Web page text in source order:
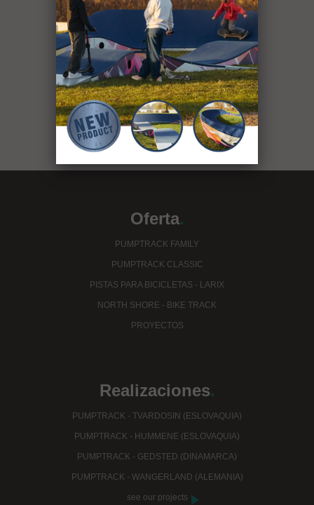
más de 400
instalaciones deportivas
see our projects
Oferta.
PUMPTRACK FAMILY
PUMPTRACK CLASSIC
PISTAS PARA BICICLETAS - LARIX
NORTH SHORE - BIKE TRACK
PROYECTOS
Realizaciones.
PUMPTRACK - TVARDOSIN (ESLOVAQUIA)
PUMPTRACK - HUMMENE (ESLOVAQUIA)
PUMPTRACK - GEDSTED (DINAMARCA)
PUMPTRACK - WANGERLAND (ALEMANIA)
see our projects